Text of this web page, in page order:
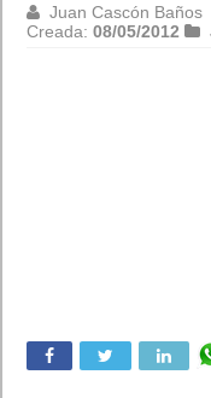
Juan Cascón Baños
Creada:08/05/2012